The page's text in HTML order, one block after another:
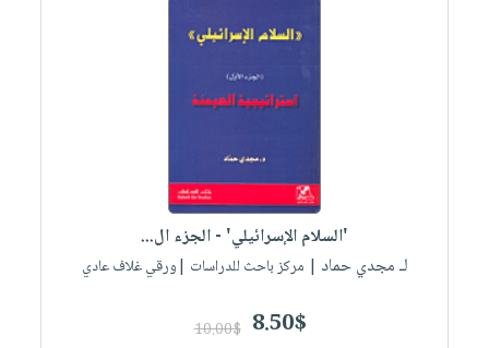
'السلام الإسرائيلي' - الجزء ال...
لـ مجدي حماد | مركز باحث للدراسات |ورقي غلاف عادي
8.50$
10.00$